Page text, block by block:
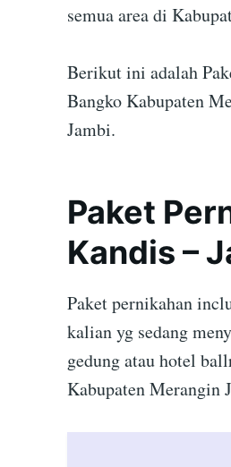
semua area di
Berikut ini adalah
Bangko Kabupaten
Jambi.
Paket
Kandis –
Paket pernikahan
kalian yg sedang
gedung atau hotel
Kabupaten Merangin